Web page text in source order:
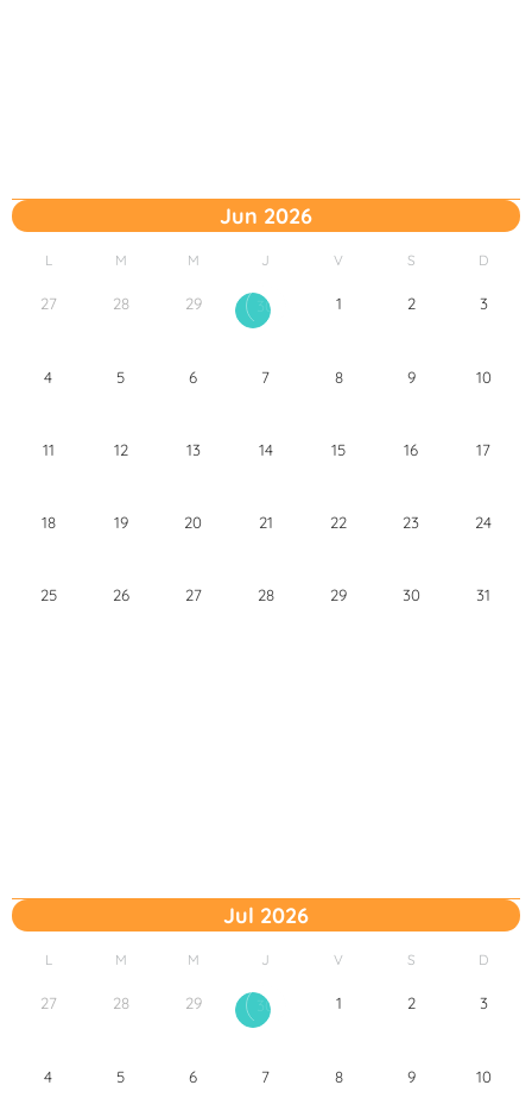
Jun 2026
L M M J V S D
27 28 29 30 1 2 3
4 5 6 7 8 9 10
11 12 13 14 15 16 17
18 19 20 21 22 23 24
25 26 27 28 29 30 31
Jul 2026
L M M J V S D
27 28 29 30 1 2 3
4 5 6 7 8 9 10